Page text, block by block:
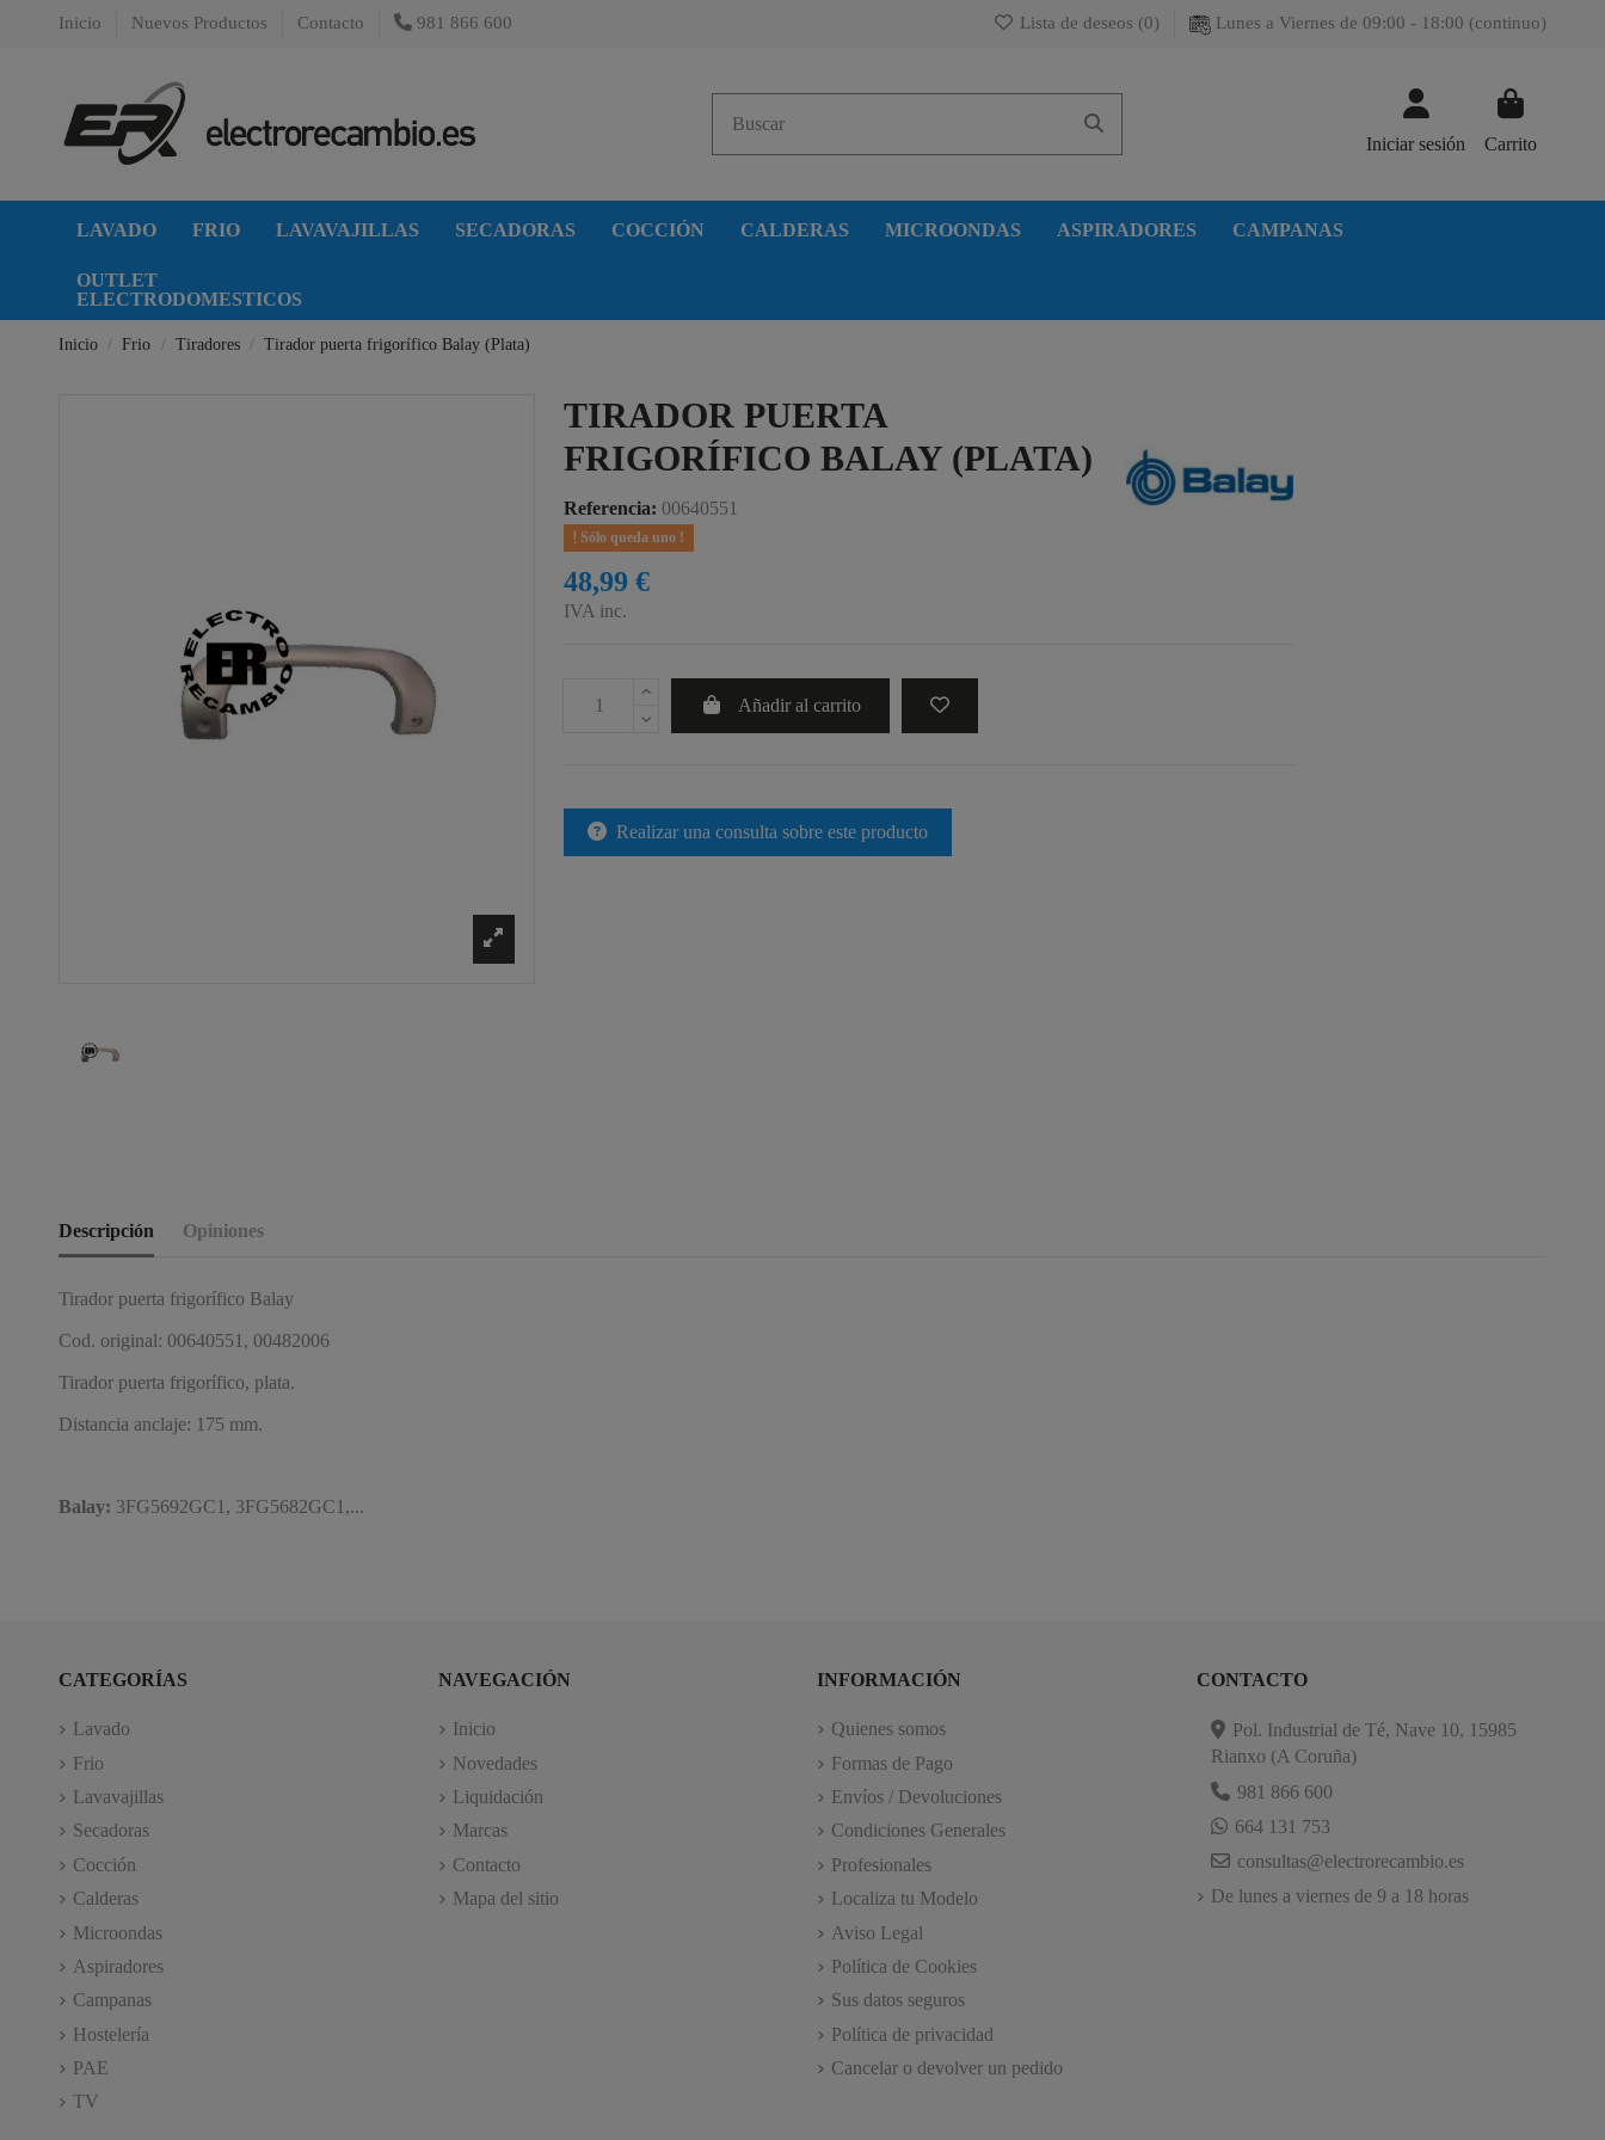
Inicio Nuevos Productos Contacto 981 866 600 Lista de deseos (0) Lunes a Viernes de 09:00 - 18:00 (continuo)
Iniciar sesión Carrito
LAVADO FRIO LAVAVAJILLAS SECADORAS COCCIÓN CALDERAS MICROONDAS ASPIRADORES CAMPANAS
OUTLET
ELECTRODOMESTICOS
Inicio Frio Tiradores Tirador puerta frigorífico Balay (Plata)
TIRADOR PUERTA
FRIGORÍFICO BALAY (PLATA)
Referencia: 00640551
Sólo queda uno !
48,99 €
IVA inc.
Añadir al carrito
Realizar una consulta sobre este producto
Descripción Opiniones
Tirador puerta frigorífico Balay
Cod. original: 00640551, 00482006
Tirador puerta frigorífico, plata.
Distancia anclaje: 175 mm.
Balay: 3FG5692GC1, 3FG5682GC1,...
CATEGORÍAS
Lavado
Frio
Lavavajillas
Secadoras
Cocción
Calderas
Microondas
Aspiradores
Campanas
Hostelería
PAE
TV
NAVEGACIÓN
Inicio
Novedades
Liquidación
Marcas
Contacto
Mapa del sitio
INFORMACIÓN
Quienes somos
Formas de Pago
Envíos / Devoluciones
Condiciones Generales
Profesionales
Localiza tu Modelo
Aviso Legal
Política de Cookies
Sus datos seguros
Política de privacidad
Cancelar o devolver un pedido
CONTACTO
Pol. Industrial de Té, Nave 10, 15985
Rianxo (A Coruña)
981 866 600
664 131 753
consultas@electrorecambio.es
De lunes a viernes de 9 a 18 horas